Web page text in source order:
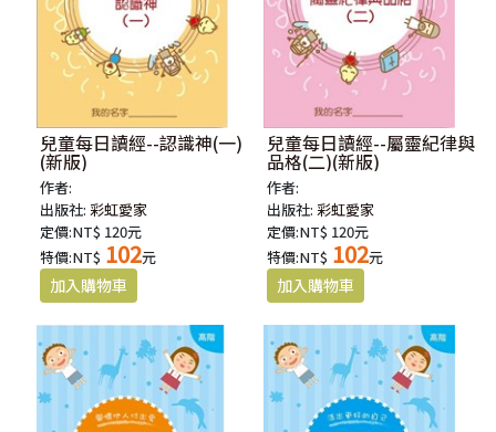
兒童每日讀經--認識神(一)
(新版)
作者:
出版社:彩虹愛家
定價:NT$ 120元
特價:NT$ 102元
兒童每日讀經--屬靈紀律與
品格(二)(新版)
作者:
出版社:彩虹愛家
定價:NT$ 120元
特價:NT$ 102元